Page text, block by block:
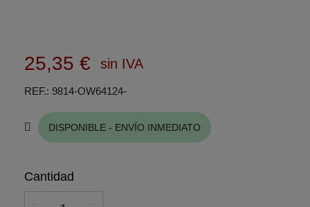
25,35 € sin IVA
REF. 9814-OW64124-
DISPONIBLE - ENVÍO INMEDIATO
Cantidad